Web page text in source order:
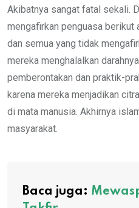
Akibatnya sangat fatal sekali.
mengafirkan penguasa berikut
dan semua yang tidak
mereka menghalalkan
pemberontakan dan praktik-
karena mereka menjadikan
di mata manusia. Akhirnya
masyarakat.
Baca juga: